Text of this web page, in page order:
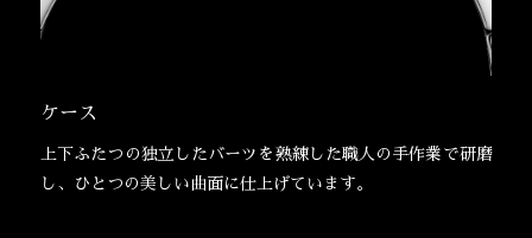
ケース
上下ふたつの独立したバーツを熟練した職人の手作業で研磨
し、ひとつの美しい曲面に仕上げています。